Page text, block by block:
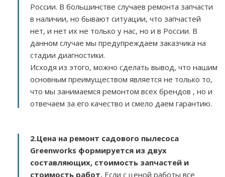
России. В большинстве случаев ремонта запчасти
в наличии, но бывают ситуации, что запчастей
нет, и нет их не только у нас, но и в России. В
данном случае мы предупреждаем заказчика на
стадии диагностики.
Исходя из этого, можно сделать вывод, что нашим
основным преимуществом является не только то,
что мы занимаемся ремонтом всех брендов , но и
отвечаем за его качество и смело даем гарантию.
2.Цена на ремонт садового пылесоса
Greenworks формируется из двух
составляющих, стоимость запчастей и
стоимость работ. Если с ценой работы все